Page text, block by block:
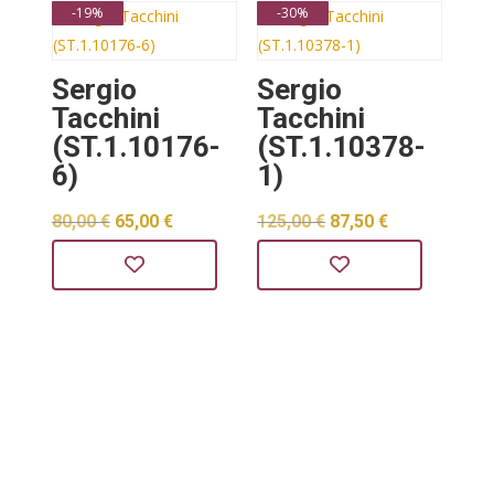
130,00 €.
170,00 €.
-19%
Sergio
Tacchini
(ST.1.10176-
6)
80,00€ Izvorna
cijena
bila
65,00 €
Trenutna
je:
-30%
Sergio
Tacchini
(ST.1.10378-
1)
125,00€ Izvorna
cijena
bila
87,50€
je: